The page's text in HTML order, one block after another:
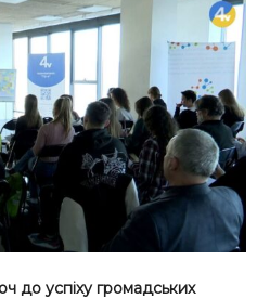
до успіху громадських